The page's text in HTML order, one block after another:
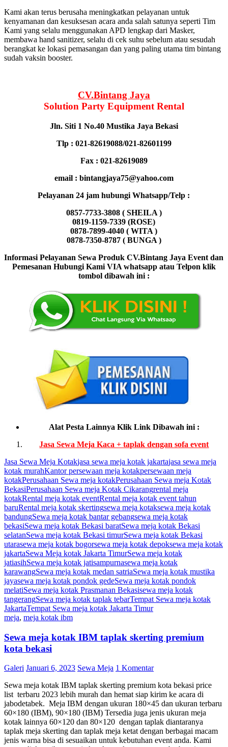
Kami akan terus berusaha meningkatkan pelayanan untuk
kenyamanan dan kesuksesan acara anda salah satunya seperti Tim
Kami yang selalu menggunakan APD lengkap dari Masker,
membawa hand sanitizer, selalu di cek suhu sebelum atau sesudah
berangkat ke lokasi pemasangan dan yang paling utama tim bintang
sudah vaksin booster.
CV.Bintang Jaya
Solution Party Equipment Rental
Jln. Siti 1 No.40 Mustika Jaya Bekasi
Tlp : 021-82619088/021-82601199
Fax : 021-82619089
email : bintangjaya75@yahoo.com
Pelayanan 24 jam hubungi Whatsapp/Telp :
0857-7733-3808 ( SHEILA )
0819-1159-7339 (ROSE)
0878-7899-4040 ( WITA )
0878-7350-8787 ( BUNGA )
Informasi Pelayanan Sewa Produk CV.Bintang Jaya Event dan
Pemesanan Hubungi Kami VIA whatsapp atau Telpon klik
tombol dibawah ini :
Alat Pesta Lainnya Klik Link Dibawah ini :
Jasa Sewa Meja Kaca + taplak dengan sofa event
Jasa Sewa Meja Kotakjasa sewa meja kotak jakartajasa sewa meja
kotak murahKantor persewaan meja kotakpersewaan meja
kotakPerusahaan Sewa meja kotakPerusahaan Sewa meja Kotak
BekasiPerusahaan Sewa meja Kotak Cikarangrental meja
kotakRental meja kotak eventRental meja kotak event tahun
baruRental meja kotak skertingsewa meja kotaksewa meja kotak
bandungSewa meja kotak bantar gebangsewa meja kotak
bekasiSewa meja kotak Bekasi baratSewa meja kotak Bekasi
selatanSewa meja kotak Bekasi timurSewa meja kotak Bekasi
utarasewa meja kotak bogorsewa meja kotak depoksewa meja kotak
jakartaSewa Meja kotak Jakarta TimurSewa meja kotak
jatiasihSewa meja kotak jatisampurnasewa meja kotak
karawangSewa meja kotak medan satriaSewa meja kotak mustika
jayasewa meja kotak pondok gedeSewa meja kotak pondok
melatiSewa meja kotak Prasmanan Bekasisewa meja kotak
tangerangSewa meja kotak taplak tebarTempat Sewa meja kotak
JakartaTempat Sewa meja kotak Jakarta Timur
meja, meja kotak ibm
Sewa meja kotak IBM taplak skerting premium
kota bekasi
Galeri Januari 6, 2023 Sewa Meja 1 Komentar
Sewa meja kotak IBM taplak skerting premium kota bekasi price
list terbaru 2023 lebih murah dan hemat siap kirim ke acara di
jabodetabek. Meja IBM dengan ukuran 180×45 dan ukuran terbaru
60×180 (IBM), 90×180 (IBM) Tersedia juga jenis ukuran meja
kotak lainnya 60×120 dan 80×120 dengan taplak diantaranya
taplak meja skerting dan taplak meja ketat dengan berbagai macam
jenis warna bisa di sesuaikan untuk kebutuhan event anda. Kami